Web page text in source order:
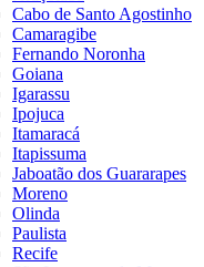
Cabo de Santo Agostinho
Camaragibe
Fernando Noronha
Goiana
Igarassu
Ipojuca
Itamaracá
Itapissuma
Jaboatão dos Guararapes
Moreno
Olinda
Paulista
Recife